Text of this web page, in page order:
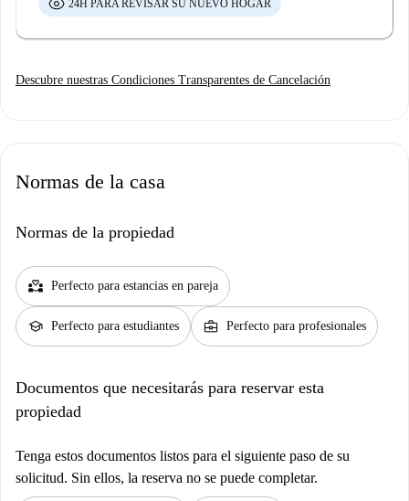
24H PARA REVISAR SU NUEVO HOGAR
Descubre nuestras Condiciones Transparentes de Cancelación
Normas de la casa
Normas de la propiedad
partner_heart Perfecto para estancias en pareja
school Perfecto para estudiantes business_center Perfecto para profesionales
Documentos que necesitarás para reservar esta
propiedad
Tenga estos documentos listos para el siguiente paso de su
solicitud. Sin ellos, la reserva no se puede completar.